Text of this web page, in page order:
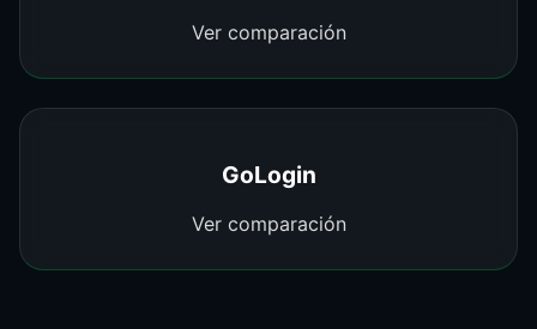
Ver comparación
GoLogin
Ver comparación